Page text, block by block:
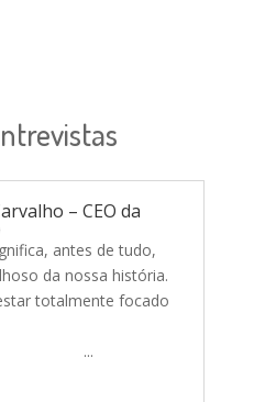
– CEO da
antes de tudo,
da nossa história.
totalmente focado